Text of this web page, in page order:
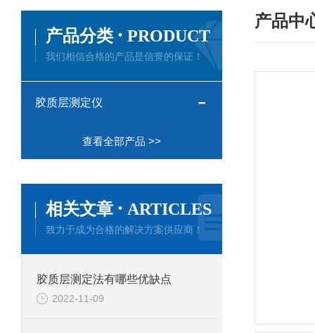
产品中
产品分类 · PRODUCT
我们相信合格的产品是信誉的保证！
胶质层测定仪
查看全部产品 >>
相关文章 · ARTICLES
致力于成为合格的解决方案供应商！
胶质层测定法有哪些优缺点
2022-11-09